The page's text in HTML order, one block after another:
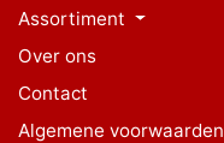
Assortiment
Over ons
Contact
Algemene voorwaarden